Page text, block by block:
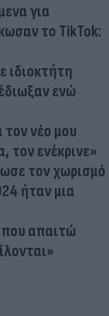
για
το TikTok:
ιδιοκτήτη
ενώ
τον νέο μου
ενέκρινε»
τον χωρισμό
ήταν μια
που απαιτώ